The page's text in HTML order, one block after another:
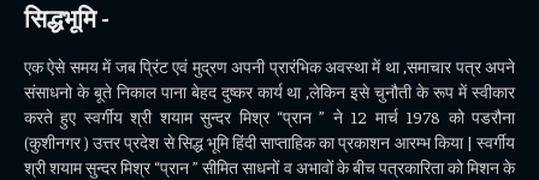
सिद्धभूमि -
एक ऐसे समय में जब प्रिंट एवं मुद्रण अपनी प्रारंभिक अवस्था में था ,समाचार पत्र अपने
संसाधनो के बूते निकाल पाना बेहद दुष्कर कार्य था ,लेकिन इसे चुनौती के रूप में स्वीकार
करते हुए स्वर्गीय श्री शयाम सुन्दर मिश्र “प्रान ” ने 12 मार्च 1978 को पडरौना
(कुशीनगर ) उत्तर प्रदेश से सिद्ध भूमि हिंदी साप्ताहिक का प्रकाशन आरम्भ किया | स्वर्गीय
श्री शयाम सुन्दर मिश्र “प्रान ” सीमित साधनों व अभावों के बीच पत्रकारिता को मिशन के